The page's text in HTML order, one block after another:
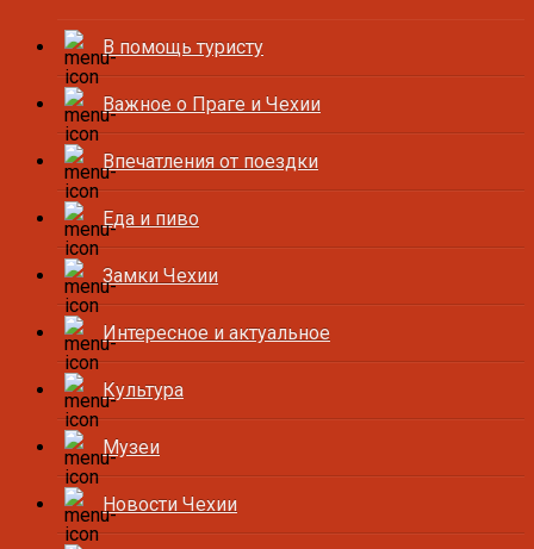
В помощь туристу
Важное о Праге и Чехии
Впечатления от поездки
Еда и пиво
Замки Чехии
Интересное и актуальное
Культура
Музеи
Новости Чехии